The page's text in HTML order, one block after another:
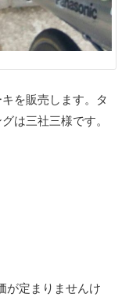
を販売します。タ
は三社三様です。
が定まりませんけ